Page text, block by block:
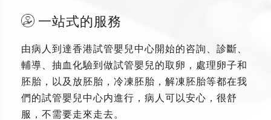
一站式的服務
由病人到達香港試管嬰兒中心開始的咨詢、診斷、
輔導、抽血化驗到做試管嬰兒的取卵，處理卵子和
胚胎，以及放胚胎，冷凍胚胎，解凍胚胎等都在我
們的試管嬰兒中心内進行，病人可以安心，很舒
服，不需要走來走去。